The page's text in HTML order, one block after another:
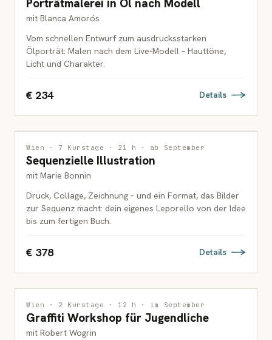
ERWACHSENE
Porträtmalerei in Öl nach Modell
mit Blanca Amorós
Vom schnellen Entwurf zum ausdrucksstarken
Ölporträt: Malen nach dem Live-Modell – Hauttöne,
Licht und Charakter.
€ 234 Details
ILLUSTRATION
ERWACHSENE
Wien · 7 Kurstage · 21 h · ab September
Sequenzielle Illustration
mit Marie Bonnin
Druck, Collage, Zeichnung – und ein Format, das Bilder
zur Sequenz macht: dein eigenes Leporello von der Idee
bis zum fertigen Buch.
€ 378 Details
MALEREI
JUGENDLICHE
Wien · 2 Kurstage · 12 h · im September
Graffiti Workshop für Jugendliche
mit Robert Wogrin